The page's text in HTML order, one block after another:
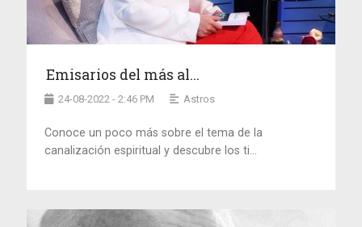
Emisarios del más al...
24-08-2022 - 2:46 PM Astros
Conoce un poco más sobre el tema de la
canalización espiritual y descubre los ti...